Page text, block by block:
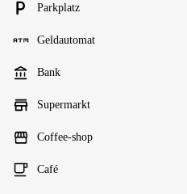
Parkplatz
Geldautomat
Bank
Supermarkt
Coffee-shop
Café